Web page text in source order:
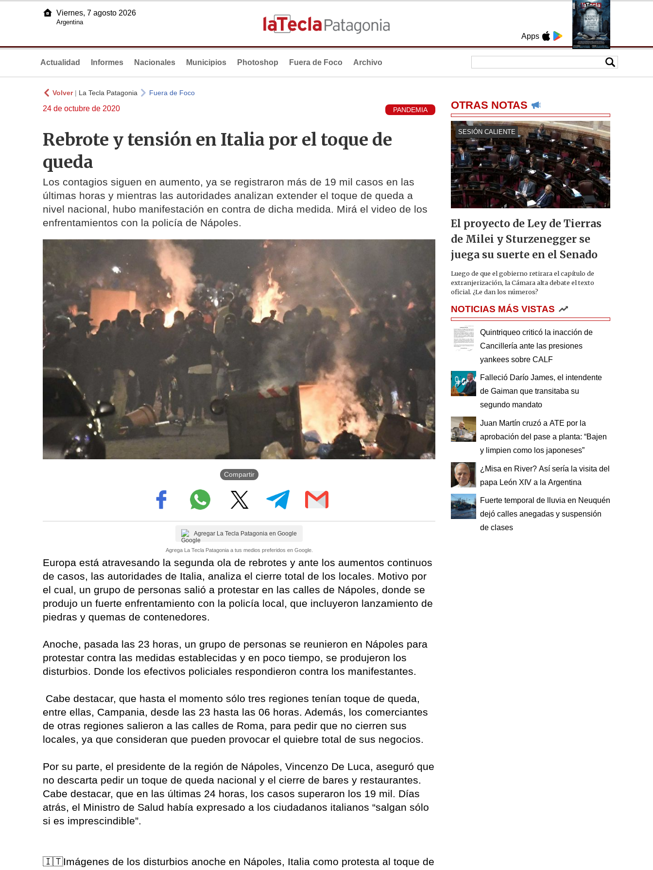
Apps
Viernes, 7 agosto 2026
Argentina
Actualidad Informes Nacionales Municipios Photoshop Fuera de Foco Archivo
Volver| La Tecla Patagonia Fuera de Foco
24 de octubre de 2020 PANDEMIA
Rebrote y tensión en Italia por el toque de
queda
Los contagios siguen en aumento, ya se registraron más de 19 mil casos en las
últimas horas y mientras las autoridades analizan extender el toque de queda a
nivel nacional, hubo manifestación en contra de dicha medida. Mirá el video de los
enfrentamientos con la policía de Nápoles.
Compartir
Agregar La Tecla Patagonia en Google
Agrega La Tecla Patagonia a tus medios preferidos en Google.
Europa está atravesando la segunda ola de rebrotes y ante los aumentos continuos
de casos, las autoridades de Italia, analiza el cierre total de los locales. Motivo por
el cual, un grupo de personas salió a protestar en las calles de Nápoles, donde se
produjo un fuerte enfrentamiento con la policía local, que incluyeron lanzamiento de
piedras y quemas de contenedores.
Anoche, pasada las 23 horas, un grupo de personas se reunieron en Nápoles para
protestar contra las medidas establecidas y en poco tiempo, se produjeron los
disturbios. Donde los efectivos policiales respondieron contra los manifestantes.
Cabe destacar, que hasta el momento sólo tres regiones tenían toque de queda,
entre ellas, Campania, desde las 23 hasta las 06 horas. Además, los comerciantes
de otras regiones salieron a las calles de Roma, para pedir que no cierren sus
locales, ya que consideran que pueden provocar el quiebre total de sus negocios.
Por su parte, el presidente de la región de Nápoles, Vincenzo De Luca, aseguró que
no descarta pedir un toque de queda nacional y el cierre de bares y restaurantes.
Cabe destacar, que en las últimas 24 horas, los casos superaron los 19 mil. Días
atrás, el Ministro de Salud había expresado a los ciudadanos italianos “salgan sólo
si es imprescindible”.
🇮🇹Imágenes de los disturbios anoche en Nápoles, Italia como protesta al toque de
OTRAS NOTAS
SESIÓN CALIENTE
El proyecto de Ley de Tierras
de Milei y Sturzenegger se
juega su suerte en el Senado
Luego de que el gobierno retirara el capítulo de
extranjerización, la Cámara alta debate el texto
oficial. ¿Le dan los números?
NOTICIAS MÁS VISTAS
Quintriqueo criticó la inacción de
Cancillería ante las presiones
yankees sobre CALF
Falleció Darío James, el intendente
de Gaiman que transitaba su
segundo mandato
Juan Martín cruzó a ATE por la
aprobación del pase a planta: “Bajen
y limpien como los japoneses”
¿Misa en River? Así sería la visita del
papa León XIV a la Argentina
Fuerte temporal de lluvia en Neuquén
dejó calles anegadas y suspensión
de clases